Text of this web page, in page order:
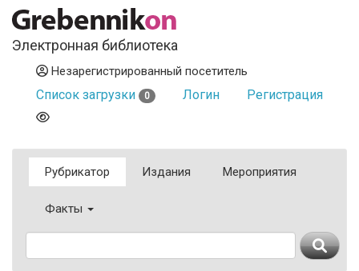
Электронная библиотека
Незарегистрированный посетитель
Список загрузки 0 Логин Регистрация
Рубрикатор Издания Мероприятия
Факты